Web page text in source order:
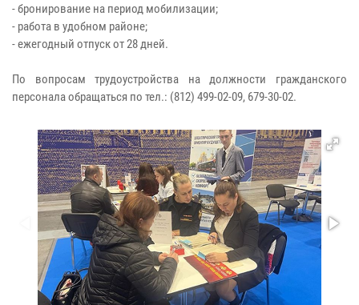
- бронирование на период мобилизации;
- работа в удобном районе;
- ежегодный отпуск от 28 дней.
По вопросам трудоустройства на должности гражданского
персонала обращаться по тел.: (812) 499-02-09, 679-30-02.